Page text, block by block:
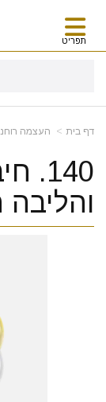
תפריט
דף בית העצמה